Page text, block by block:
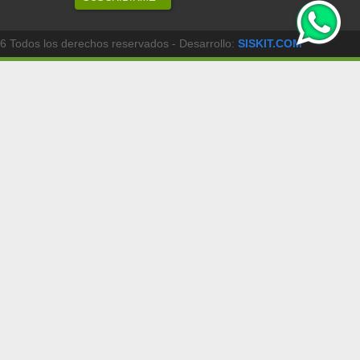
Todos los derechos reservados - Desarrollo: SISKIT.COM